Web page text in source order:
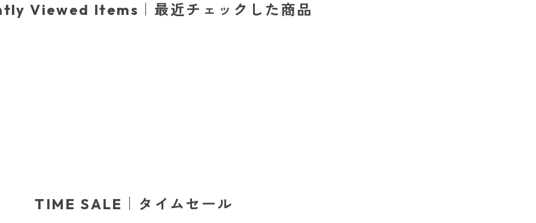
Viewed Items｜最近チェックした商品
TIME SALE｜タイムセール